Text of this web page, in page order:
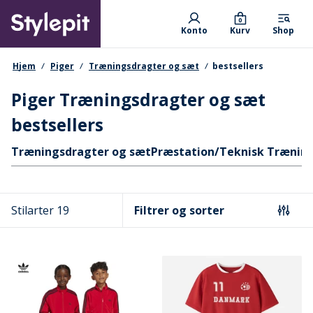
main
content
Primary departments
Konto Kurv
0
Shop
navigationssti
Hjem Piger Træningsdragter og sæt bestsellers
Piger Træningsdragter og sæt
bestsellers
Hurtige links
Træningsdragter og sætPræstation/Teknisk
Stilarter 19 Filtrer og sorter